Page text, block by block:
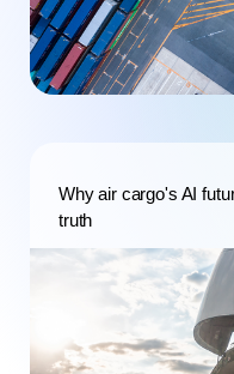
Why air cargo's AI
truth